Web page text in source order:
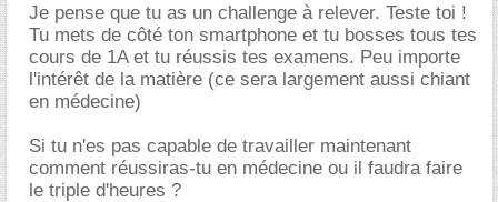
Je pense que tu as un challenge à relever. Teste toi !
Tu mets de côté ton smartphone et tu bosses tous tes
cours de 1A et tu réussis tes examens. Peu importe
l'intérêt de la matière (ce sera largement aussi chiant
en médecine)
Si tu n'es pas capable de travailler maintenant
comment réussiras-tu en médecine ou il faudra faire
le triple d'heures ?